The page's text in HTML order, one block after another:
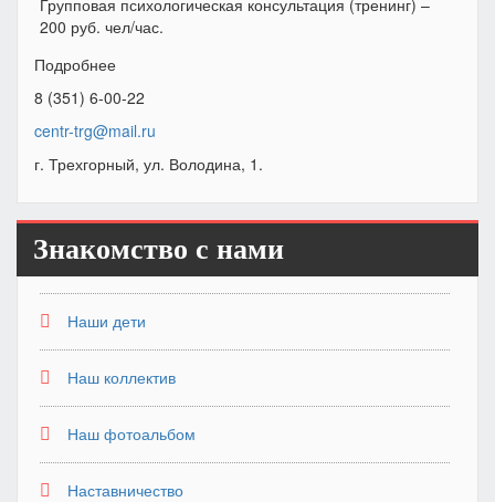
Групповая психологическая консультация (тренинг) –
200 руб. чел/час.
Подробнее
8 (351) 6-00-22
centr-trg@mail.ru
г. Трехгорный, ул. Володина, 1.
Знакомство с нами
Наши дети
Наш коллектив
Наш фотоальбом
Наставничество